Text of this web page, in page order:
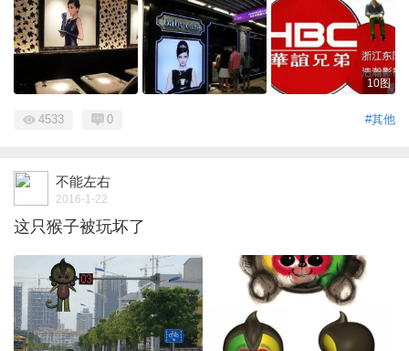
10图
#其他
4533 0
不能左右
2016-1-22
这只猴子被玩坏了